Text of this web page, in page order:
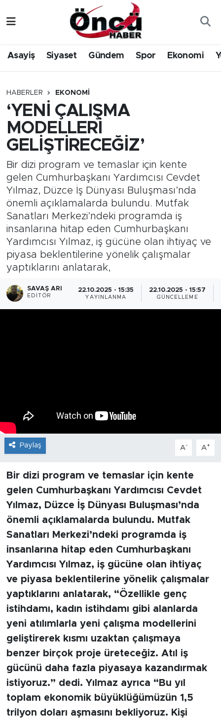
Asayiş Siyaset Gündem Spor Ekonomi
HABERLER EKONOMI
‘YENİ ÇALIŞMA
MODELLERİ
GELİŞTİRECEĞİZ’
Bir dizi program ve temaslar için kente
gelen Cumhurbaşkanı Yardımcısı Cevdet
Yılmaz, Düzce İş Dünyası Buluşması’nda
önemli açıklamalarda bulundu. Mutfak
Sanatları Merkezi’ndeki programda iş
insanlarına hitap eden Cumhurbaşkanı
Yardımcısı Yılmaz, iş gücüne olan ihtiyaç ve
piyasa beklentilerine yönelik çalışmalar
yaptıklarını anlatarak,
SAVAŞ ARI
EDITÖR
22.10.2025 - 15:35
YAYINLANMA
22.10.2025 - 15:57
GÜNCELLEME
Paylaş A- A+
Bir dizi program ve temaslar için kente
gelen Cumhurbaşkanı Yardımcısı Cevdet
Yılmaz, Düzce İş Dünyası Buluşması’nda
önemli açıklamalarda bulundu. Mutfak
Sanatları Merkezi’ndeki programda iş
insanlarına hitap eden Cumhurbaşkanı
Yardımcısı Yılmaz, iş gücüne olan ihtiyaç
ve piyasa beklentilerine yönelik çalışmalar
yaptıklarını anlatarak, “Özellikle genç
istihdamı, kadın istihdamı gibi alanlarda
yeni atılımlarla yeni çalışma modellerini
geliştirerek kısmı uzaktan çalışmaya
benzer birçok proje üreteceğiz. Atıl iş
gücünü daha fazla piyasaya kazandırmak
istiyoruz.” dedi. Yılmaz ayrıca “Bu yıl
toplam ekonomik büyüklüğümüzün 1,5
trilyon doları aşmasını bekliyoruz. Kişi
Gündem
Sağlık & Çevre
Spor
Siyaset
Yerel Haber
Öncü Radyo Dinle
Öncü TV İzle
Düzce Nöbetçi Eczaneler
Düzce Hava Durumu
Düzce Namaz Vakitleri
Düzce Trafik Yoğunluk Haritası
Süper Lig Puan Durumu ve Fikstür
Tüm Manşetler
Son Dakika Haberleri
Haber Arşivi